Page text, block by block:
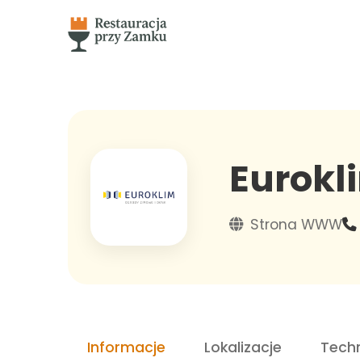
Strona WWW
Informacje Lokalizacje